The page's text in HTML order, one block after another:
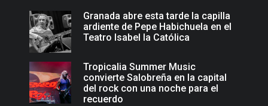
Granada abre esta tarde la capilla
ardiente de Pepe Habichuela en el
Teatro Isabel la Católica
Tropicalia Summer Music
convierte Salobreña en la capital
del rock con una noche para el
recuerdo